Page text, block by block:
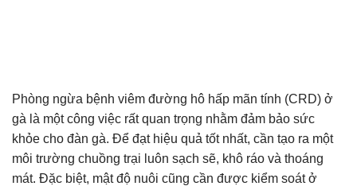
Phòng ngừa bệnh viêm đường hô hấp mãn tính (CRD) ở
gà là một công việc rất quan trọng nhằm đảm bảo sức
khỏe cho đàn gà. Để đạt hiệu quả tốt nhất, cần tạo ra một
môi trường chuồng trại luôn sạch sẽ, khô ráo và thoáng
mát. Đặc biệt, mật độ nuôi cũng cần được kiểm soát ở